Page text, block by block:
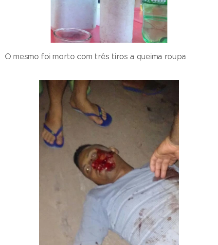
O mesmo foi morto com três tiros a queima roupa